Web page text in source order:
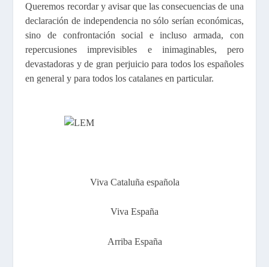
Queremos recordar y avisar que las consecuencias de una
declaración de independencia no sólo serían económicas,
sino de confrontación social e incluso armada, con
repercusiones imprevisibles e inimaginables, pero
devastadoras y de gran perjuicio para todos los españoles
en general y para todos los catalanes en particular.
Viva Cataluña española
Viva España
Arriba España